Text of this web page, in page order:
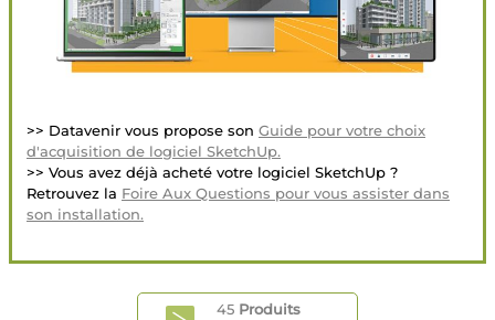
>> Datavenir vous propose son Guide pour votre choix
d'acquisition de logiciel SketchUp.
>> Vous avez déjà acheté votre logiciel SketchUp ?
Retrouvez la Foire Aux Questions pour vous assister dans
son installation.
45 Produits